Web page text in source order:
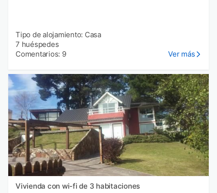
Tipo de alojamiento: Casa
7 huéspedes
Comentarios: 9
Ver más
Vivienda con wi-fi de 3 habitaciones